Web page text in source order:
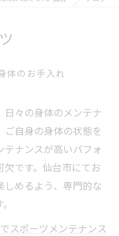
体のお手入れ
日々の身体のメンテナ
自身の身体の状態を
ナンスが高いパフォ
です。仙台市にてお
しめるよう、専門的な
スポーツメンテナンス